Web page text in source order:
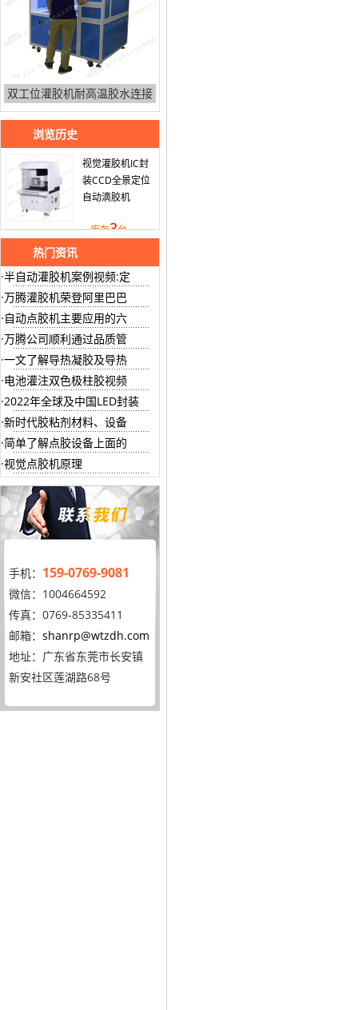
双工位灌胶机耐高温胶水连接
浏览历史
视觉灌胶机IC封
装CCD全景定位
自动滴胶机
库存3台
热门资讯
半自动灌胶机案例视频:定
万腾灌胶机荣登阿里巴巴
自动点胶机主要应用的六
万腾公司顺利通过品质管
一文了解导热凝胶及导热
电池灌注双色极柱胶视频
2022年全球及中国LED封装
新时代胶粘剂材料、设备
简单了解点胶设备上面的
视觉点胶机原理
手机： 159-0769-9081
微信：1004664592
传真：0769-85335411
邮箱： shanrp@wtzdh.com
地址：广东省东莞市长安镇
新安社区莲湖路68号